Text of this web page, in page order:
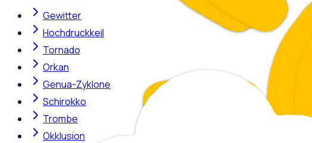
Gewitter
Hochdruckkeil
Tornado
Orkan
Genua-Zyklone
Schirokko
Trombe
Okklusion